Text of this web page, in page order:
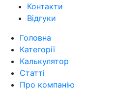
Контакти
Відгуки
Головна
Категорії
Калькулятор
Статті
Про компанію